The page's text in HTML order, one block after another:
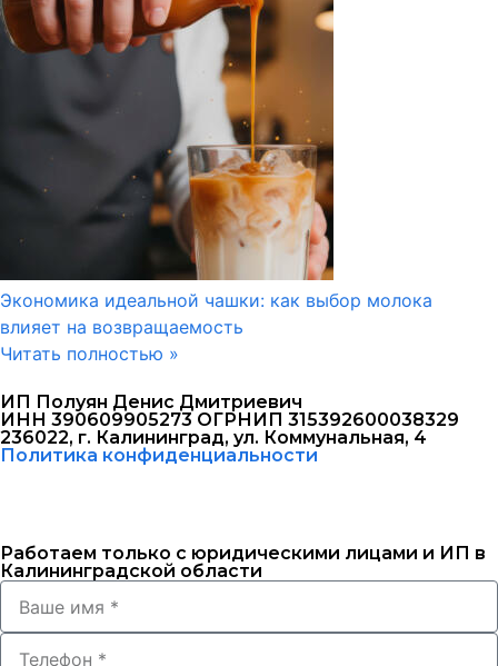
Экономика идеальной чашки: как выбор молока
влияет на возвращаемость
Читать полностью »
ИП Полуян Денис Дмитриевич
ИНН 390609905273 ОГРНИП 315392600038329
236022, г. Калининград, ул. Коммунальная, 4
Политика конфиденциальности
Работаем только с юридическими лицами и ИП в
Калининградской области